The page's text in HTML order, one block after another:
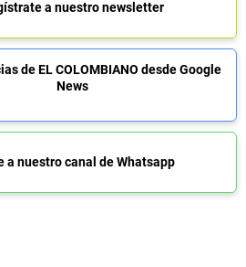
a nuestro newsletter
de EL COLOMBIANO desde Google
News
a nuestro canal de Whatsapp